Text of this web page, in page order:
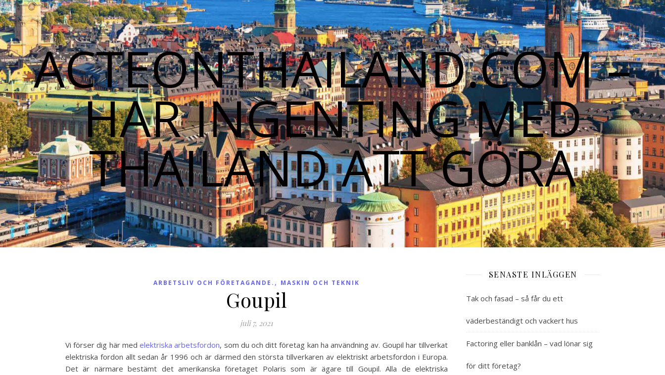
ACTEONTHAILAND.COM –
HAR INGENTING MED
THAILAND ATT GÖRA
ARBETSLIV OCH FÖRETAGANDE. , MASKIN OCH TEKNIK
Goupil
juli 7, 2021
Vi förser dig här medelektriska arbetsfordon, som du och ditt företag kan ha användning av. Goupil har tillverkat
elektriska fordon allt sedan år 1996 och är därmed den största tillverkaren av elektriskt arbetsfordon i Europa.
Det är närmare bestämt det amerikanska företaget Polaris som är ägare till Goupil. Alla de elektriska
SENASTE INLÄGGEN
Tak och fasad – så får du ett
väderbeständigt och vackert hus
Factoring eller banklån – vad lönar sig
för ditt företag?